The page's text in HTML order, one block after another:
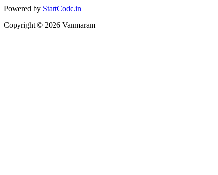
Powered by StartCode.in
Copyright © 2026 Vanmaram